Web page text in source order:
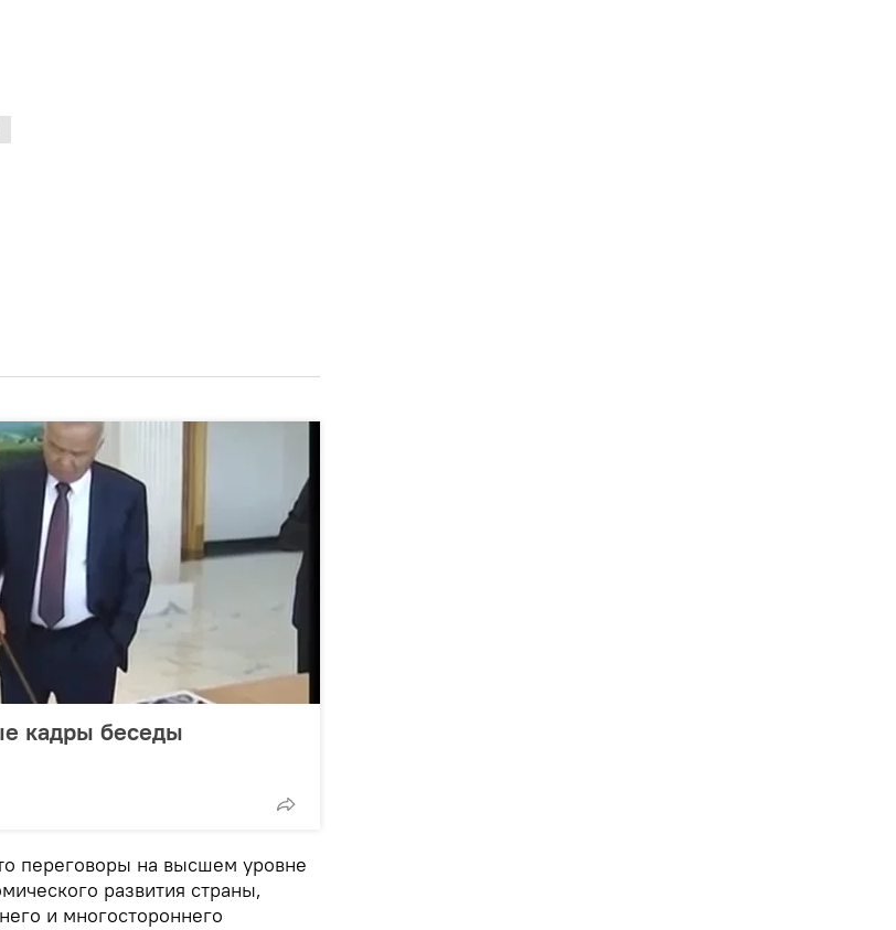
кадры беседы
переговоры на высшем уровне
развития страны,
и многостороннего